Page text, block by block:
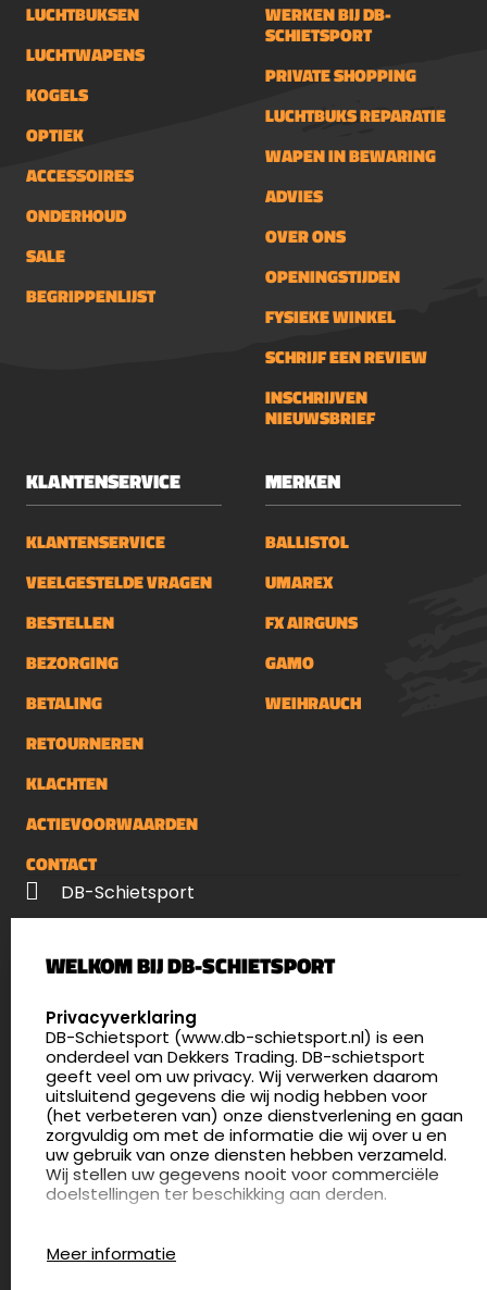
LUCHTBUKSEN
LUCHTWAPENS
KOGELS
OPTIEK
ACCESSOIRES
ONDERHOUD
SALE
BEGRIPPENLIJST
WERKEN BIJ DB-
SCHIETSPORT
PRIVATE SHOPPING
LUCHTBUKS REPARATIE
WAPEN IN BEWARING
ADVIES
OVER ONS
OPENINGSTIJDEN
FYSIEKE WINKEL
SCHRIJF EEN REVIEW
INSCHRIJVEN
NIEUWSBRIEF
KLANTENSERVICE
KLANTENSERVICE
VEELGESTELDE VRAGEN
BESTELLEN
BEZORGING
BETALING
RETOURNEREN
KLACHTEN
ACTIEVOORWAARDEN
CONTACT
MERKEN
BALLISTOL
UMAREX
FX AIRGUNS
GAMO
WEIHRAUCH
DB-Schietsport
5411 LX Zeeland
4.8
176 beoordelingen
info@db-schietsport.nl
Openingstijden
Dinsdag en donderdag: 13:00 - 17:00 én 18:00 - 21:00
uur
Afspraak maken
WELKOM BIJ DB-SCHIETSPORT
SELECT LANGUAGE
Privacyverklaring
DB-Schietsport (www.db-schietsport.nl) is een
onderdeel van Dekkers Trading. DB-schietsport
geeft veel om uw privacy. Wij verwerken daarom
uitsluitend gegevens die wij nodig hebben voor
(het verbeteren van) onze dienstverlening en gaan
zorgvuldig om met de informatie die wij over u en
uw gebruik van onze diensten hebben verzameld.
Wij stellen uw gegevens nooit voor commerciële
doelstellingen ter beschikking aan derden.
Meer informatie